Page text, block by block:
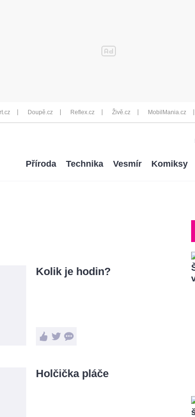
Doupě.cz Reflex.cz Živě.cz MobilMania.cz
Příroda Technika Vesmír Komiksy
Kolik je hodin?
Holčička pláče